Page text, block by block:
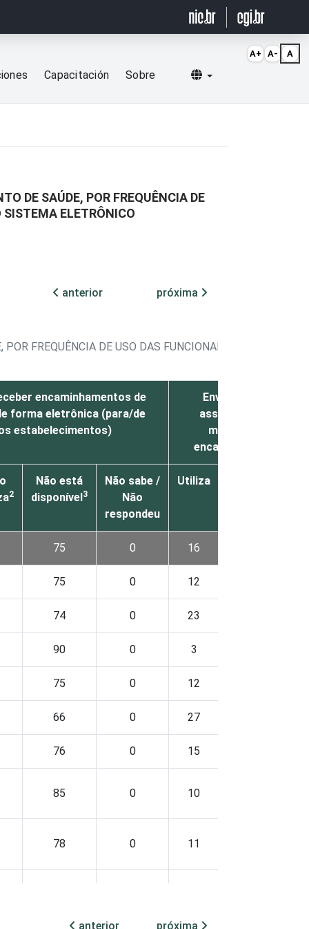
Capacitación Sobre Selecionar idioma
DE SAÚDE, POR FREQUÊNCIA DE
SISTEMA ELETRÔNICO
anterior
próxima
FREQUÊNCIA DE USO DAS FUNCIONALIDADES DE
encaminhamentos de
forma eletrônica (para/de
estabelecimentos)
Enviar ou receber
assistência
momento em que
encaminhado a
2
Não está
disponível 3
Não sabe /
Não
respondeu
Utiliza
75 0 16
75 0 12
74 0 23
90 0 3
75 0 12
66 0 27
76 0 15
85 0 10
78 0 11
anterior próxima
A+ A- A